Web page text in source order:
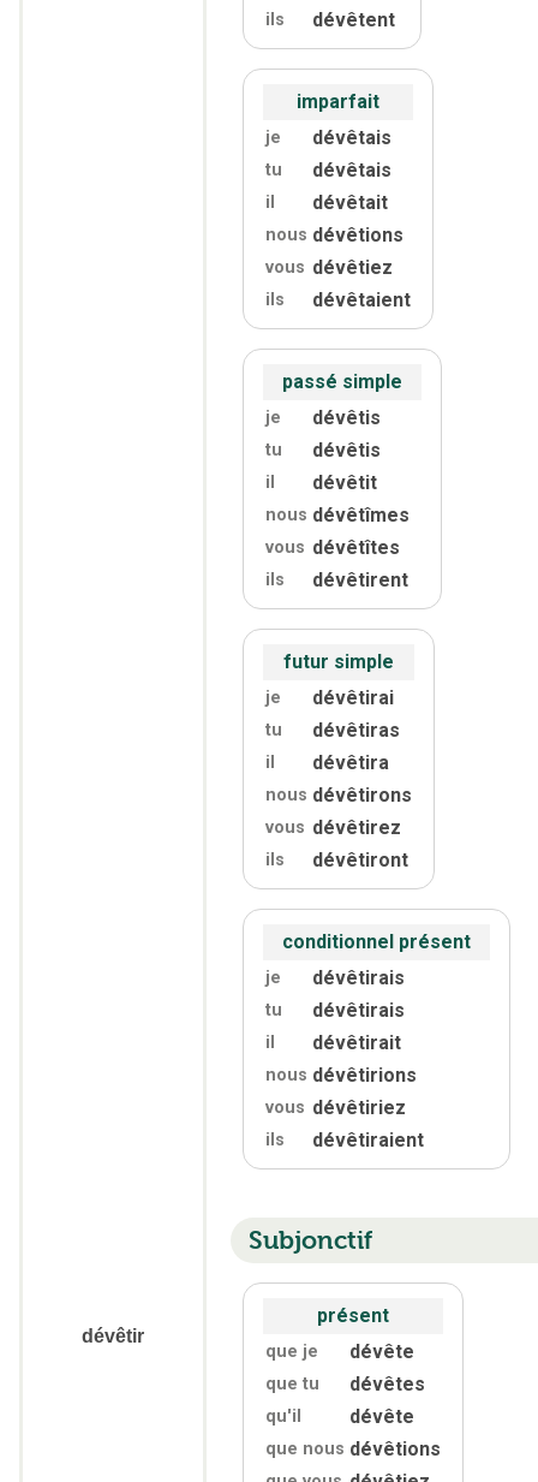
dévêtir
ils dévêtent
imparfait
je dévêtais
tu dévêtais
il dévêtait
nous dévêtions
vous dévêtiez
ils dévêtaient
passé simple
je dévêtis
tu dévêtis
il dévêtit
nous dévêtîmes
vous dévêtîtes
ils dévêtirent
futur simple
je dévêtirai
tu dévêtiras
il dévêtira
nous dévêtirons
vous dévêtirez
ils dévêtiront
conditionnel présent
je dévêtirais
tu dévêtirais
il dévêtirait
nous dévêtirions
vous dévêtiriez
ils dévêtiraient
Subjonctif
présent
que je dévête
que tu dévêtes
qu'il dévête
que nous dévêtions